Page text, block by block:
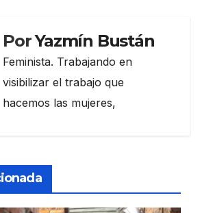
PorYazmín Bustán
Feminista. Trabajando en
visibilizar el trabajo que
hacemos las mujeres,